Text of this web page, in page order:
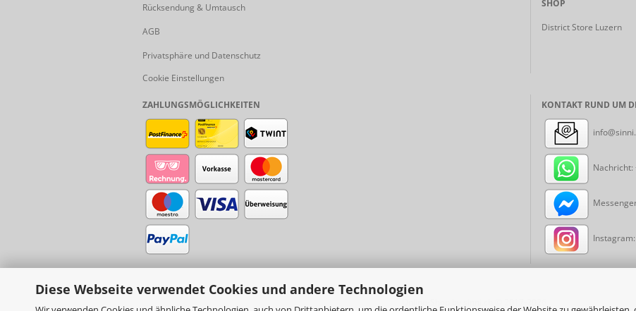
Diese Webseite verwendet Cookies und andere Technologien
Rücksendung & Umtausch
AGB
Privatsphäre und Datenschutz
Cookie Einstellungen
SHOP
District Store Luzern
ZAHLUNGSMÖGLICHKEITEN KONTAKT RUND UM
Nachricht: